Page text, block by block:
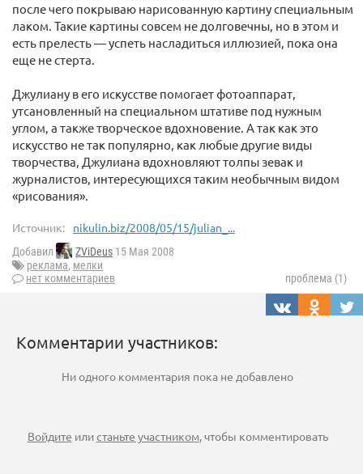
после чего покрываю нарисованную картину специальным
лаком. Такие картины совсем не долговечны, но в этом и
есть прелесть — успеть насладиться иллюзией, пока она
еще не стерта.
Джулиану в его искусстве помогает фотоаппарат,
утсановленный на специальном штативе под нужным
углом, а также творческое вдохновение. А так как это
искусство не так популярно, как любые другие виды
творчества, Джулиана вдохновляют толпы зевак и
журналистов, интересующихся таким необычным видом
«рисования».
Источник: nikulin.biz/2008/05/15/julian_...
Добавил ZViDeus 15 Мая 2008
реклама, мелки
нет комментариев
проблема (1)
Комментарии участников:
Ни одного комментария пока не добавлено
Войдите илистаньте участником, чтобы комментировать